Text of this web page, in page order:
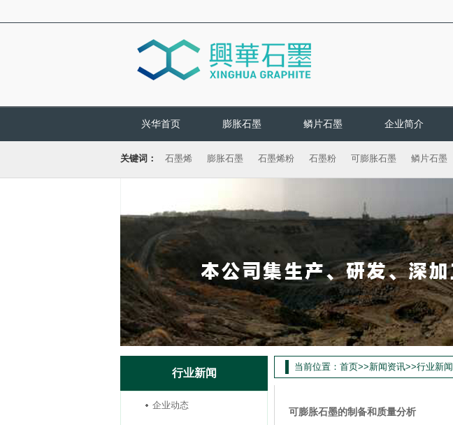
兴华首页 膨胀石墨 鳞片石墨 企业简介
关键词： 石墨烯 膨胀石墨 石墨烯粉 石墨粉 可膨胀石墨 鳞片石墨
行业新闻
企业动态
当前位置： 首页>>新闻资讯>>行业新闻
可膨胀石墨的制备和质量分析